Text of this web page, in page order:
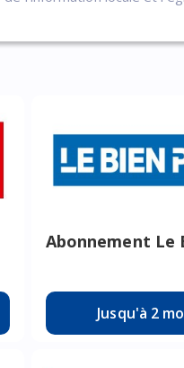
Abonnement Le
Jusqu'à 2